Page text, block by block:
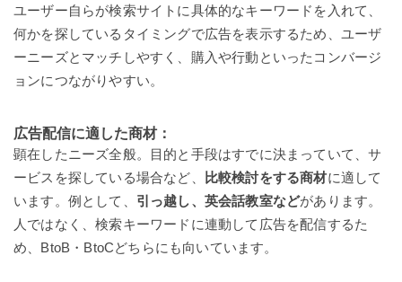
ユーザー自らが検索サイトに具体的なキーワードを入れて、
何かを探しているタイミングで広告を表示するため、ユーザ
ーニーズとマッチしやすく、購入や行動といったコンバージ
ョンにつながりやすい。
広告配信に適した商材：
顕在したニーズ全般。目的と手段はすでに決まっていて、サ
ービスを探している場合など、
比較検討をする商材に適して
います。例として、 引っ越し、英会話教室などがあります。
人ではなく、検索キーワードに連動して広告を配信するた
め、BtoB・BtoCどちらにも向いています。